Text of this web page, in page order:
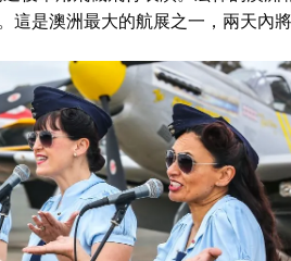
是澳洲最大的航展之一，兩天內